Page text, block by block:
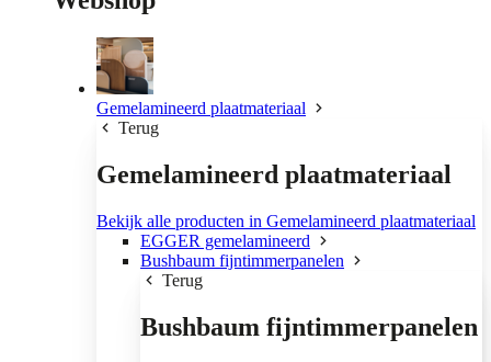
Gemelamineerd plaatmateriaal
Terug
Gemelamineerd plaatmateriaal
Bekijk alle producten in Gemelamineerd plaatmateriaal
EGGER gemelamineerd
Bushbaum fijntimmerpanelen
Terug
Bushbaum fijntimmerpanelen